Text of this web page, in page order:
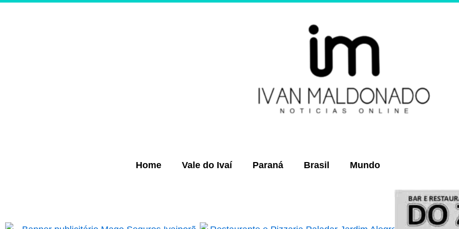
Home Vale do Ivaí Paraná Brasil Mundo